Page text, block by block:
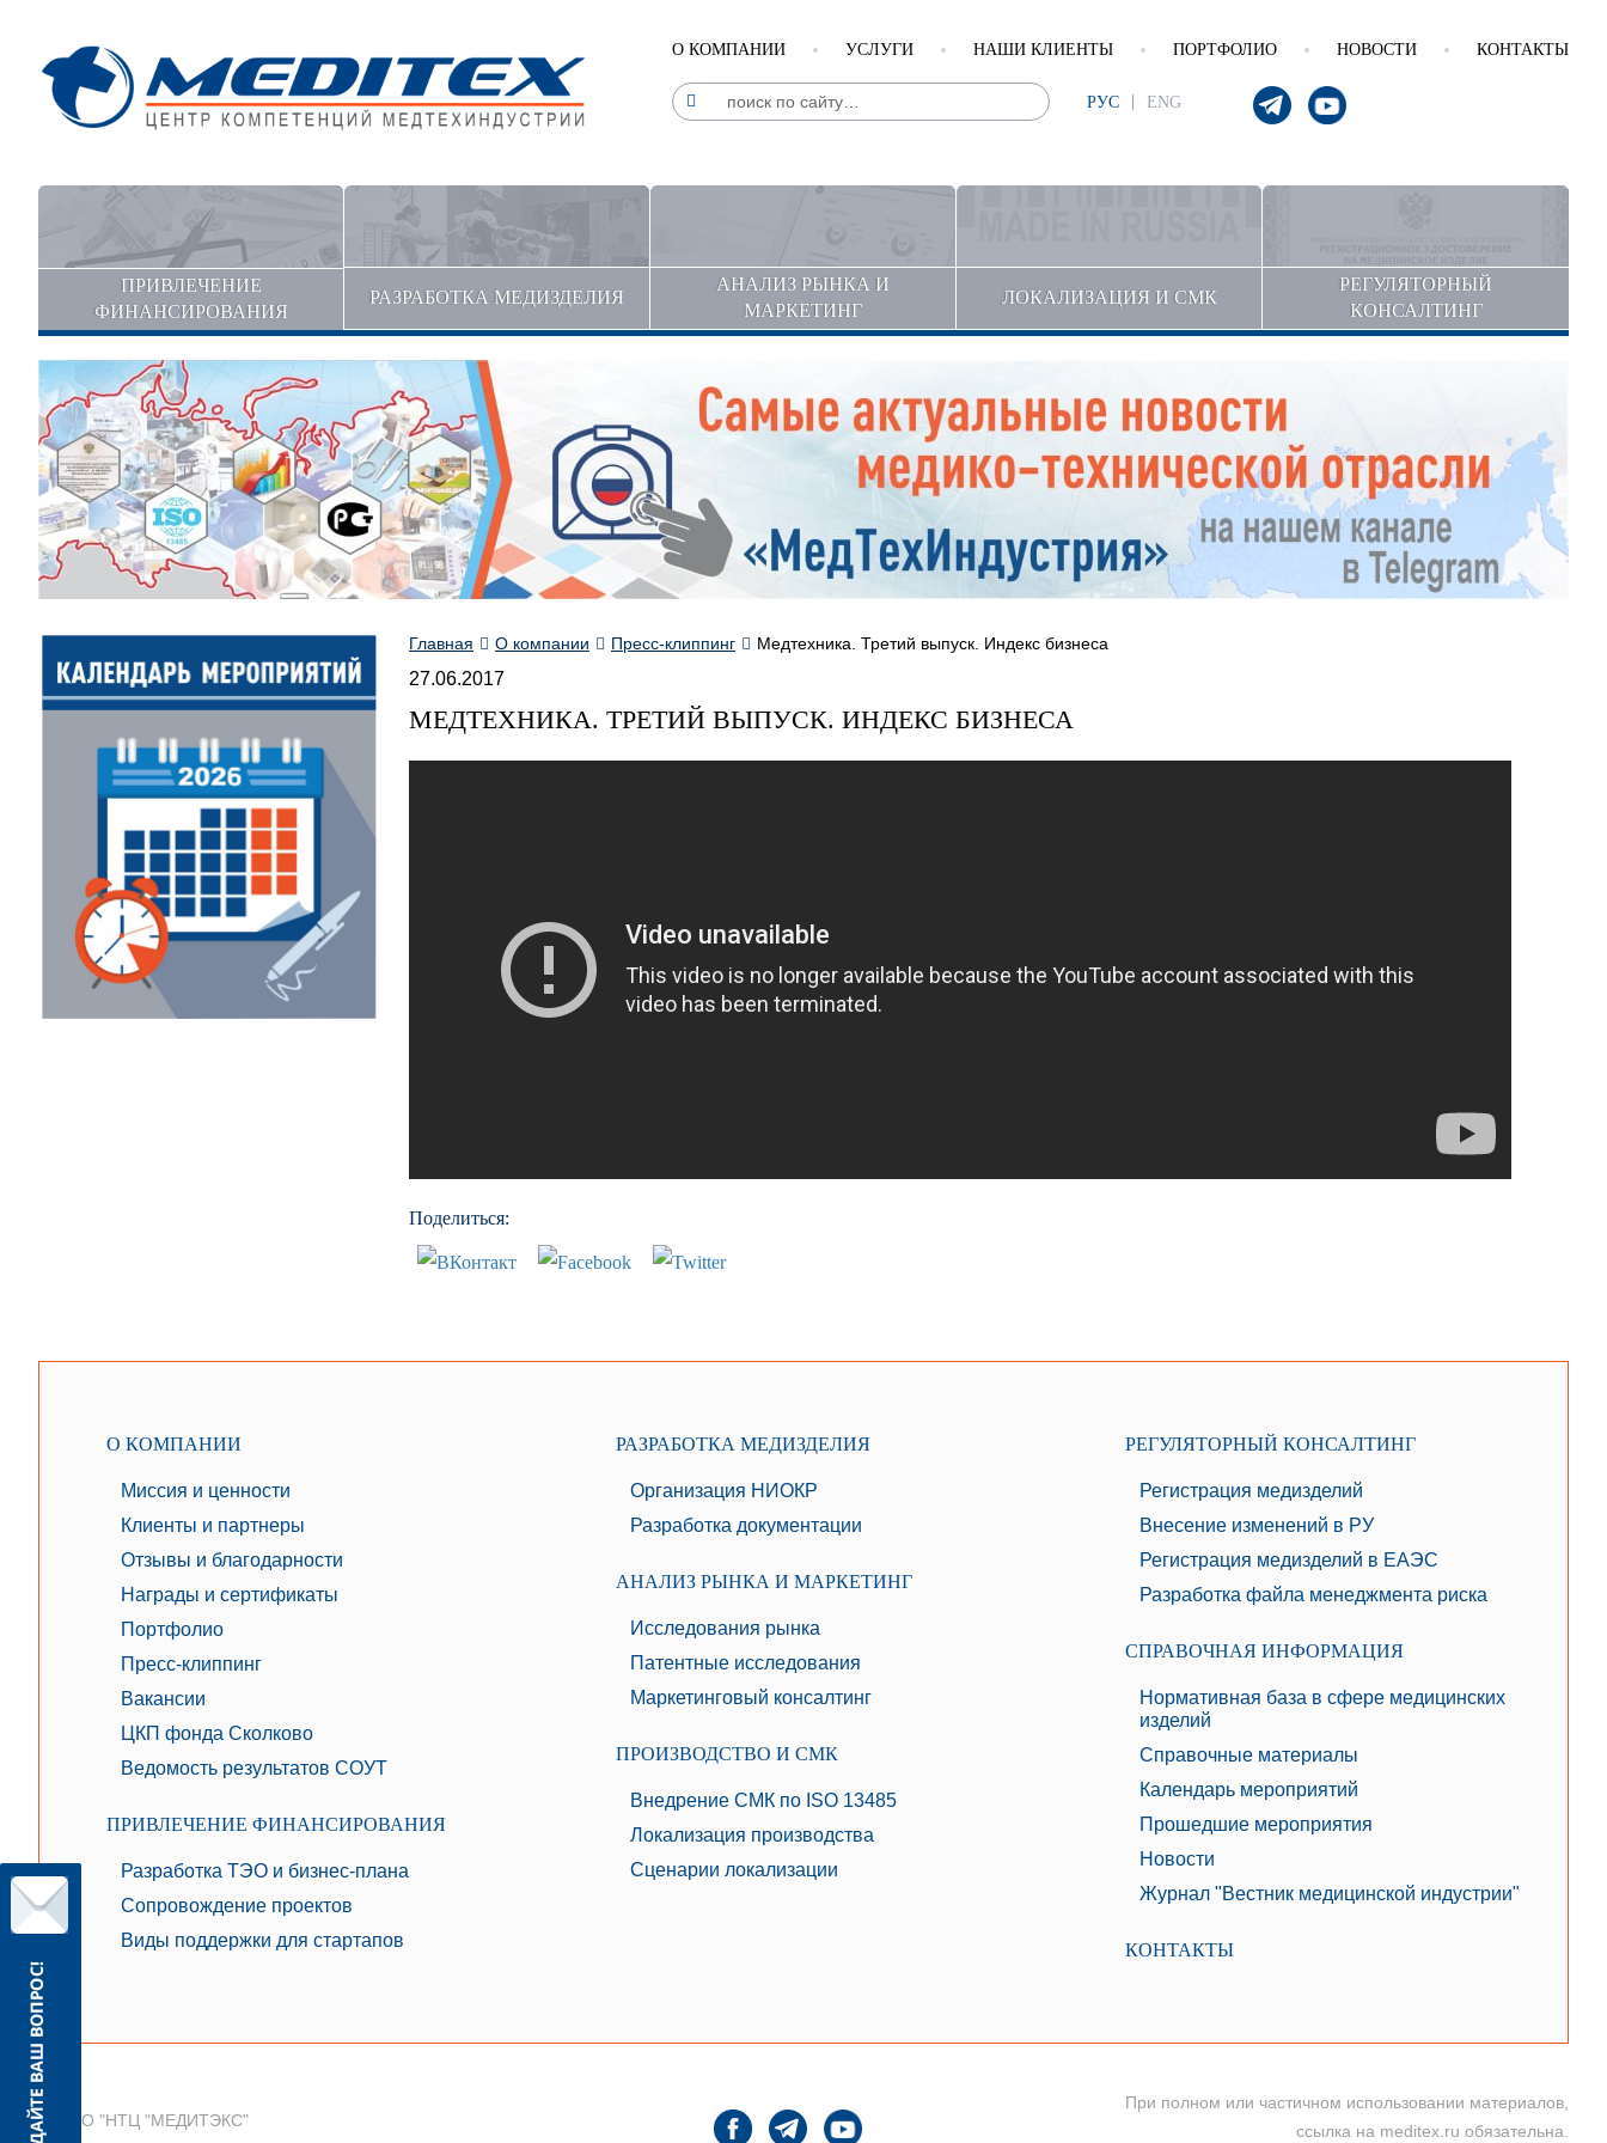
О КОМПАНИИ УСЛУГИ НАШИ КЛИЕНТЫ ПОРТФОЛИО НОВОСТИ КОНТАКТЫ
РУС ENG
ПРИВЛЕЧЕНИЕ
ФИНАНСИРОВАНИЯ
РАЗРАБОТКА МЕДИЗДЕЛИЯ
АНАЛИЗ РЫНКА И
МАРКЕТИНГ
ЛОКАЛИЗАЦИЯ И СМК
РЕГУЛЯТОРНЫЙ
КОНСАЛТИНГ
Главная О компании Пресс-клиппинг Медтехника. Третий выпуск. Индекс бизнеса
27.06.2017
МЕДТЕХНИКА. ТРЕТИЙ ВЫПУСК. ИНДЕКС БИЗНЕСА
Поделиться:
О КОМПАНИИ
Миссия и ценности
Клиенты и партнеры
Отзывы и благодарности
Награды и сертификаты
Портфолио
Пресс-клиппинг
Вакансии
ЦКП фонда Сколково
Ведомость результатов СОУТ
ПРИВЛЕЧЕНИЕ ФИНАНСИРОВАНИЯ
Разработка ТЭО и бизнес-плана
Сопровождение проектов
Виды поддержки для стартапов
РАЗРАБОТКА МЕДИЗДЕЛИЯ
Организация НИОКР
Разработка документации
АНАЛИЗ РЫНКА И МАРКЕТИНГ
Исследования рынка
Патентные исследования
Маркетинговый консалтинг
ПРОИЗВОДСТВО И СМК
Внедрение СМК по ISO 13485
Локализация производства
Сценарии локализации
РЕГУЛЯТОРНЫЙ КОНСАЛТИНГ
Регистрация медизделий
Внесение изменений в РУ
Регистрация медизделий в ЕАЭС
Разработка файла менеджмента риска
СПРАВОЧНАЯ ИНФОРМАЦИЯ
Нормативная база в сфере медицинских
изделий
Справочные материалы
Календарь мероприятий
Прошедшие мероприятия
Новости
Журнал "Вестник медицинской индустрии"
КОНТАКТЫ
© ООО "НТЦ "МЕДИТЭКС"
При полном или частичном использовании материалов,
ссылка на meditex.ru обязательна.